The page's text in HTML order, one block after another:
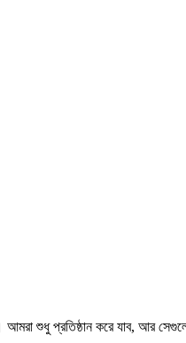
শুধু প্রতিষ্ঠান করে যাব, আর